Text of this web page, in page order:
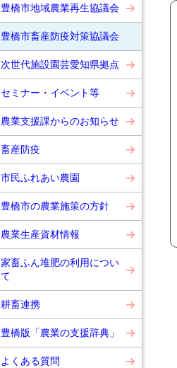
豊橋市地域農業再生協議会
豊橋市畜産防疫対策協議会
次世代施設園芸愛知県拠点
セミナー・イベント等
農業支援課からのお知らせ
畜産防疫
市民ふれあい農園
豊橋市の農業施策の方針
農業生産資材情報
家畜ふん堆肥の利用につい
て
耕畜連携
豊橋版「農業の支援辞典」
よくある質問